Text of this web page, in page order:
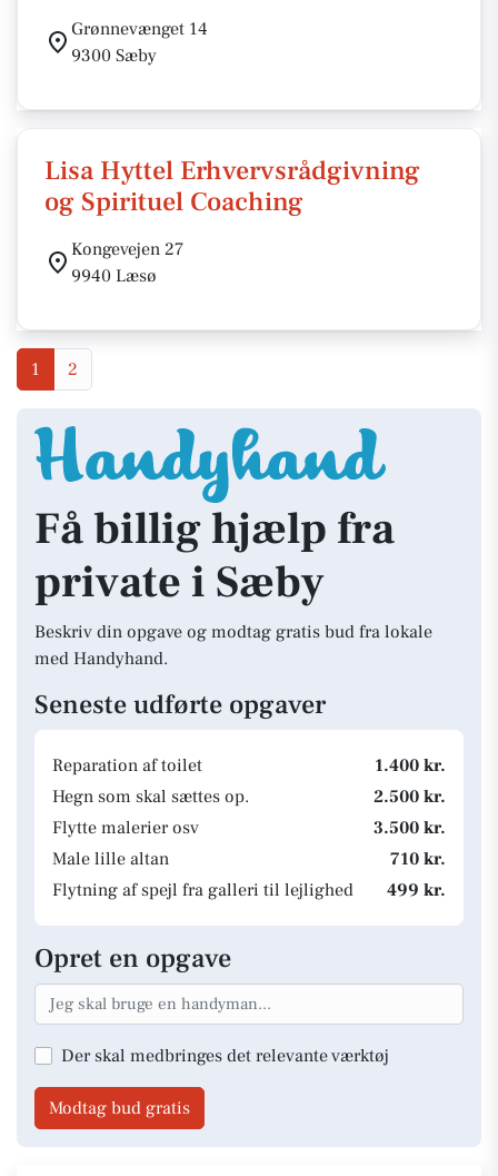
Grønnevænget 14
9300 Sæby
Lisa Hyttel Erhvervsrådgivning
og Spirituel Coaching
Kongevejen 27
9940 Læsø
1 2
Få billig hjælp fra
private i Sæby
Beskriv din opgave og modtag gratis bud fra lokale
med Handyhand.
Seneste udførte opgaver
Reparation af toilet
1.400 kr.
Hegn som skal sættes op.
2.500 kr.
Flytte malerier osv
3.500 kr.
Male lille altan
710 kr.
Flytning af spejl fra galleri til lejlighed
499 kr.
Opret en opgave
Der skal medbringes det relevante værktøj
Modtag bud gratis